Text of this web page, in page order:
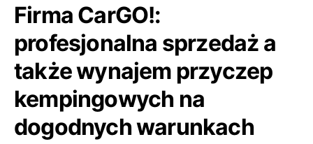
Firma CarGO!:
profesjonalna sprzedaż a
także wynajem przyczep
kempingowych na
dogodnych warunkach